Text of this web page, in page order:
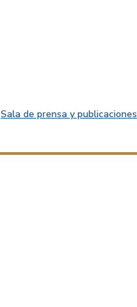
Sala de prensa y publicaciones